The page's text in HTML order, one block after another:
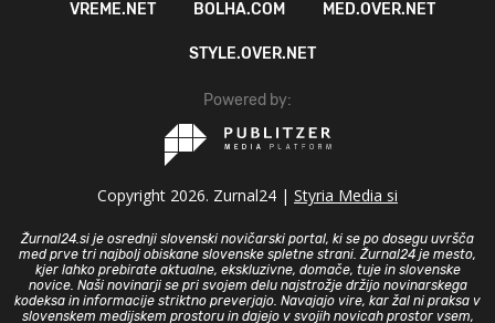
VREME.NET
BOLHA.COM MED.OVER.NET
STYLE.OVER.NET
Powered by:
Copyright 2026. Zurnal24 | Styria Media si
Žurnal24.si je osrednji slovenski novičarski portal, ki se po dosegu uvršča
med prve tri najbolj obiskane slovenske spletne strani. Žurnal24 je mesto,
kjer lahko prebirate aktualne, ekskluzivne, domače, tuje in slovenske
novice. Naši novinarji se pri svojem delu najstrožje držijo novinarskega
kodeksa in informacije striktno preverjajo. Navajajo vire, kar žal ni praksa v
slovenskem medijskem prostoru in dajejo v svojih novicah prostor vsem,